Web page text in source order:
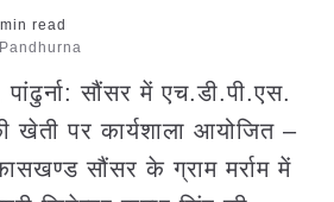
read
Pandhurna
सौंसर में एच.डी.पी.एस.
खेती पर कार्यशाला आयोजित –
सौंसर के ग्राम मर्राम में